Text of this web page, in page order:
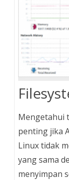
Mengetahui
penting jika
Linux tidak
yang sama
menyimpan